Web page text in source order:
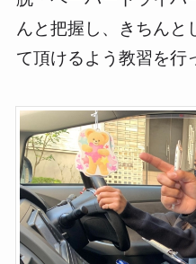
んと把握し、きちんと
て頂けるよう教習を行